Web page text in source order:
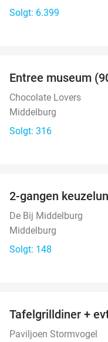
Solgt: 6.399
Entree museum
Chocolate Lovers
Middelburg
Solgt: 316
2-gangen
De Bij Middelburg
Middelburg
Solgt: 148
Tafelgrilldiner +
Paviljoen Stormvogel